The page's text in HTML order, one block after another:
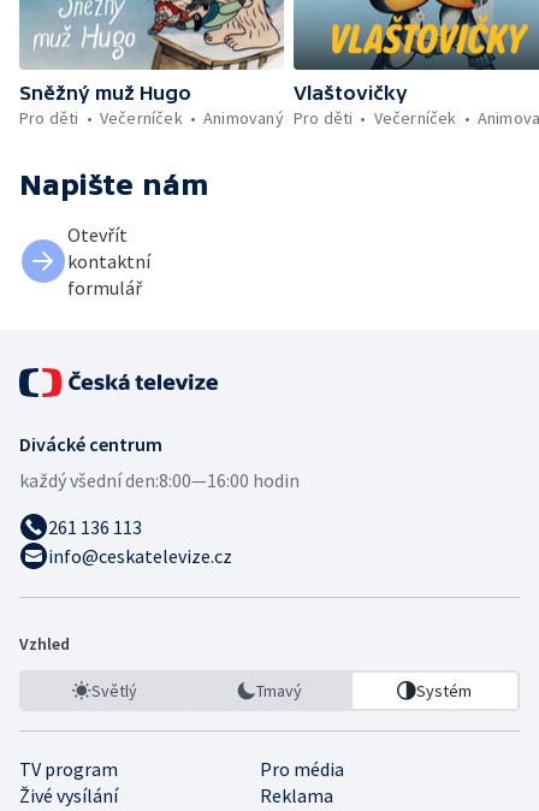
Sněžný muž Hugo
Pro děti
Večerníček Animovaný
Vlaštovičky
Pro děti
Večerníček
Napište nám
Otevřít
kontaktní
formulář
Divácké centrum
každý všední den:8:00—16:00 hodin
261 136 113
info@ceskatelevize.cz
Vzhled
Světlý Tmavý Systém
TV program
Pro média
Živé vysílání
Reklama